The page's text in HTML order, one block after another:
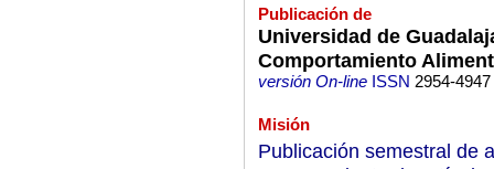
Publicación de
Universidad de
Comportamiento
versión On-lineISSN 2954-4947
Misión
Publicación semestral de